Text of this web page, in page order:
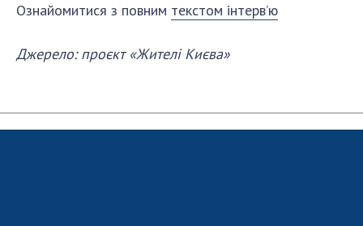
МІЖНАРОДНЕ СПІВРОБІТНИЦТВО
Членство в міжнародних організаціях
ДОКУМЕНТИ
Ознайомитися з повним текстом інтерв’ю
Джерело: проєкт «Жителі Києва»